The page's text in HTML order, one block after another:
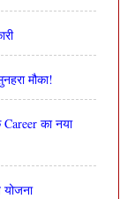
मौका!
का नया